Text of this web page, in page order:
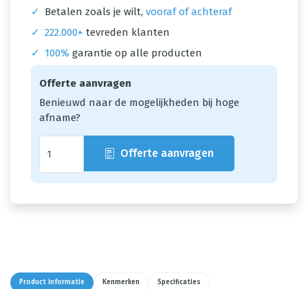
✓
Betalen zoals je wilt, vooraf of achteraf
✓ 222.000+ tevreden klanten
✓
100% garantie op alle producten
Offerte aanvragen
Benieuwd naar de mogelijkheden bij hoge
afname?
Offerte aanvragen
Product informatie Kenmerken Specificaties